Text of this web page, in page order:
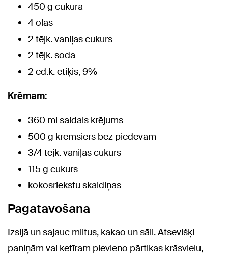
450 g cukura
4 olas
2 tējk. vaniļas cukurs
2 tējk. soda
2 ēd.k. etiķis, 9%
Krēmam:
360 ml saldais krējums
500 g krēmsiers bez piedevām
3/4 tējk. vaniļas cukurs
115 g cukurs
kokosriekstu skaidiņas
Pagatavošana
Izsijā un sajauc miltus, kakao un sāli. Atsevišķi
paniņām vai kefīram pievieno pārtikas krāsvielu,